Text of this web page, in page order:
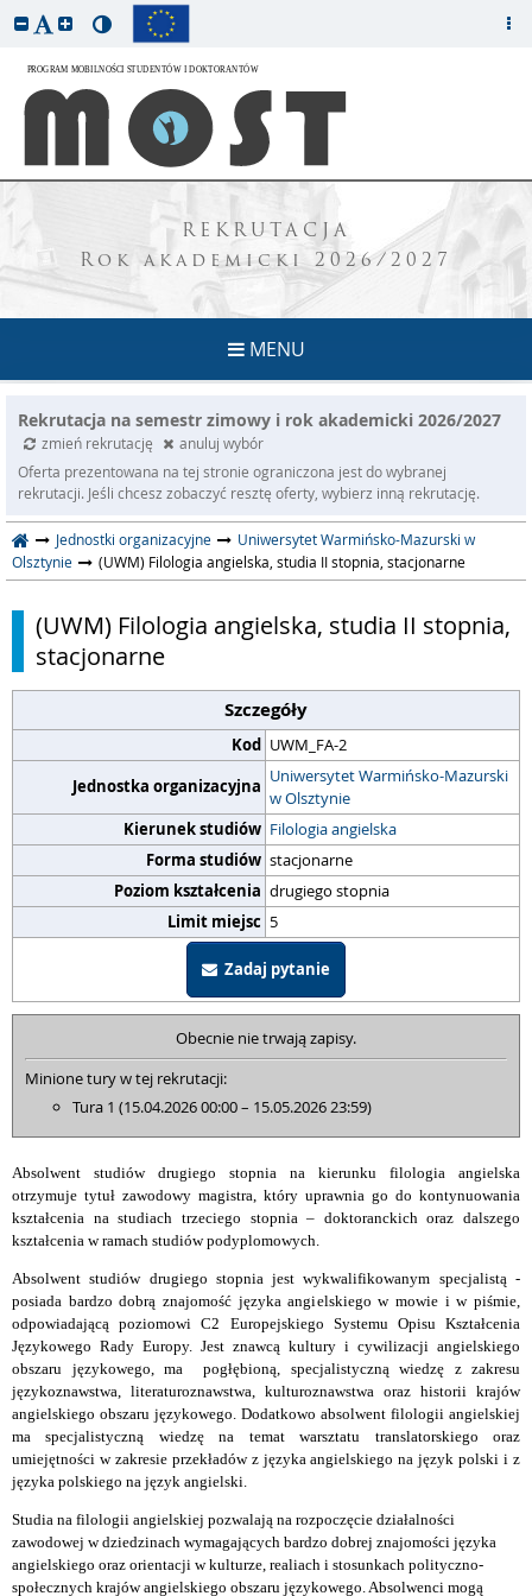
REKRUTACJA
Rok akademicki 2026/2027
MENU
Rekrutacja na semestr zimowy i rok akademicki 2026/2027
zmień rekrutację
anuluj wybór
Oferta prezentowana na tej stronie ograniczona jest do wybranej
rekrutacji. Jeśli chcesz zobaczyć resztę oferty, wybierz inną rekrutację.
Jednostki organizacyjne
Uniwersytet Warmińsko-Mazurski w
Olsztynie
(UWM) Filologia angielska, studia II stopnia, stacjonarne
(UWM) Filologia angielska, studia II stopnia,
stacjonarne
Szczegóły
Kod UWM_FA-2
Jednostka organizacyjna Uniwersytet Warmińsko-Mazurski
w Olsztynie
Kierunek studiów Filologia angielska
Forma studiów stacjonarne
Poziom kształcenia drugiego stopnia
Limit miejsc 5
Zadaj pytanie
Obecnie nie trwają zapisy.
Minione tury w tej rekrutacji:
Tura 1 (15.04.2026 00:00 – 15.05.2026 23:59)
Absolwent studiów drugiego stopnia na kierunku filologia angielska
otrzymuje tytuł zawodowy magistra, który uprawnia go do kontynuowania
kształcenia na studiach trzeciego stopnia – doktoranckich oraz dalszego
kształcenia w ramach studiów podyplomowych.
Absolwent studiów drugiego stopnia jest wykwalifikowanym specjalistą -
posiada bardzo dobrą znajomość języka angielskiego w mowie i w piśmie,
odpowiadającą poziomowi C2 Europejskiego Systemu Opisu Kształcenia
Językowego Rady Europy. Jest znawcą kultury i cywilizacji angielskiego
obszaru językowego, ma pogłębioną, specjalistyczną wiedzę z zakresu
językoznawstwa, literaturoznawstwa, kulturoznawstwa oraz historii krajów
angielskiego obszaru językowego. Dodatkowo absolwent filologii angielskiej
ma specjalistyczną wiedzę na temat warsztatu translatorskiego oraz
umiejętności w zakresie przekładów z języka angielskiego na język polski i z
języka polskiego na język angielski.
Studia na filologii angielskiej pozwalają na rozpoczęcie działalności
zawodowej w dziedzinach wymagających bardzo dobrej znajomości języka
angielskiego oraz orientacji w kulturze, realiach i stosunkach polityczno-
społecznych krajów angielskiego obszaru językowego. Absolwenci mogą